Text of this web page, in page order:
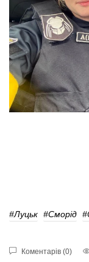
#Луцьк #Сморід
Коментарів (0)